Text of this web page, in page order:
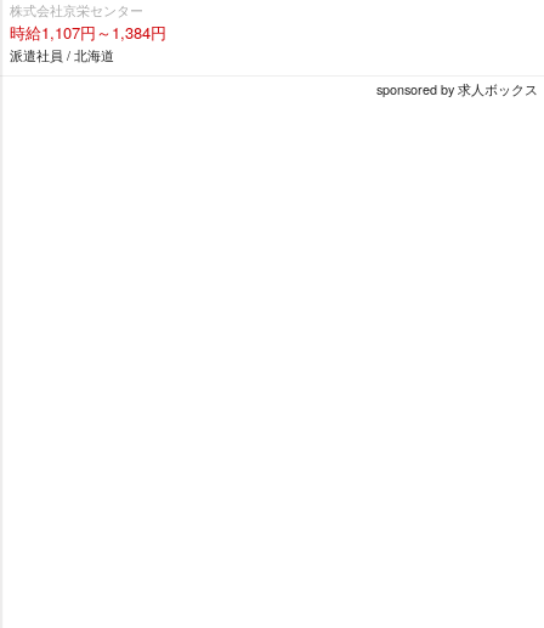
株式会社京栄センター
時給1,107円～1,384円
派遣社員 / 北海道
sponsored by 求人ボックス